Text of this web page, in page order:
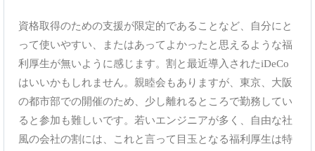
資格取得のための支援が限定的であることなど、自分にと
って使いやすい、またはあってよかったと思えるような福
利厚生が無いように感じます。割と最近導入されたiDeCo
はいいかもしれません。親睦会もありますが、東京、大阪
の都市部での開催のため、少し離れるところで勤務してい
ると参加も難しいです。若いエンジニアが多く、自由な社
風の会社の割には、これと言って目玉となる福利厚生は特